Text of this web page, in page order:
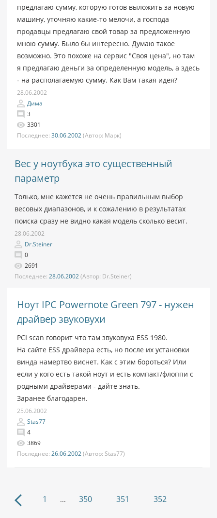
предлагаю сумму, которую готов выложить за новую
машину, уточняю какие-то мелочи, а господа
продавцы предлагаю свой товар за предложенную
мною сумму. Было бы интересно. Думаю такое
возможно. Это похоже на сервис "Своя цена", но там
я предлагаю деньги за определенную модель, а здесь
- на располагаемую сумму. Как Вам такая идея?
28.06.2002
Дима
3
3301
Последнее: 30.06.2002(Автор: Марк)
Вес у ноутбука это существенный
параметр
Только, мне кажется не очень правильным выбор
весовых диапазонов, и к сожалению в результатах
поиска сразу не видно какая модель сколько весит.
28.06.2002
Dr.Steiner
0
2691
Последнее: 28.06.2002(Автор: Dr.Steiner)
Ноут IPC Powernote Green 797 - нужен
драйвер звуковухи
PCI scan говорит что там звуковуха ESS 1980.
На сайте ESS драйвера есть, но после их установки
винда намертво виснет. Как с этим бороться? Или
если у кого есть такой ноут и есть компакт/флоппи с
родными драйверами - дайте знать.
Заранее благодарен.
25.06.2002
Stas77
4
3869
Последнее: 26.06.2002(Автор: Stas77)
1 ... 350 351 352